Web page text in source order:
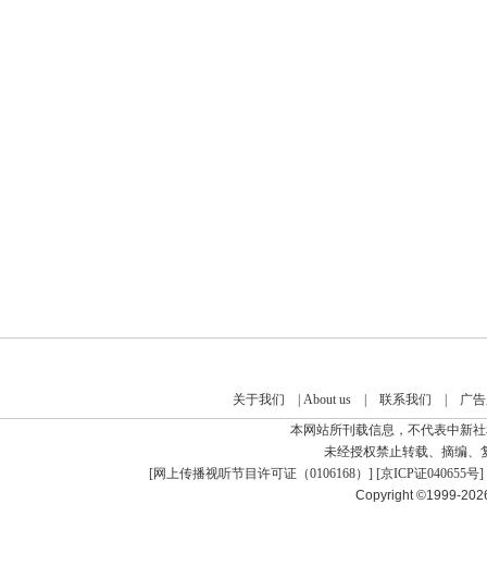
关于我们 About us| 联系我们
广
本网站所刊载信息，不代表中新
未经授权禁止转载、摘编、
[网上传播视听节目许可证（0106168） ] [京ICP证040655号]
Copyright ©1999-